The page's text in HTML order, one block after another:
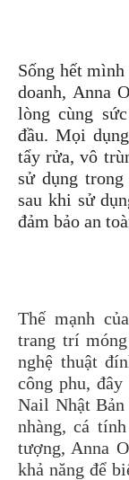
Sống hết
doanh, Anna
lòng cùng
đầu. Mọi
tẩy rửa, vô
sử dụng
sau khi sử
đảm bảo an
Thế mạnh của
trang trí
nghệ thuật
công phu,
Nail Nhật
nhàng, cá
tượng, Anna
khả năng để